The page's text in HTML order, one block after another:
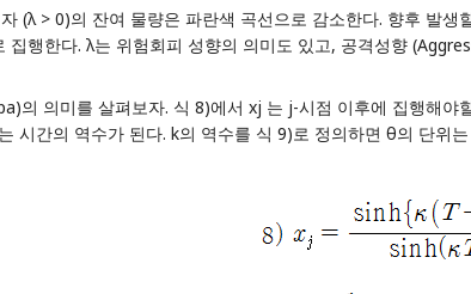
(λ > 0)의 잔여 물량은 파란색 곡선으로 감소한다. 향후 발
집행한다. λ는 위험회피 성향의 의미도 있고, 공격성향
의 의미를 살펴보자. 식 8)에서 xj 는 j-시점 이후에 집행해
시간의 역수가 된다. k의 역수를 식 9)로 정의하면 θ의 단위